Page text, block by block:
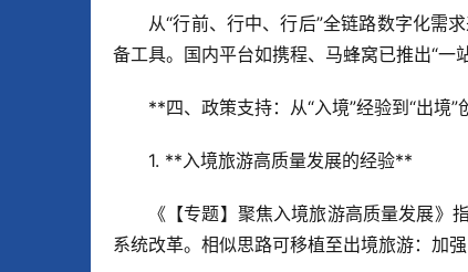
从“行前、行中、行后”全链路数字化需
备工具。国内平台如携程、马蜂窝已推出“
**四、政策支持：从“入境”经验到“出境”
1. **入境旅游高质量发展的经验**
《【专题】聚焦入境旅游高质量发展》
系统改革。相似思路可移植至出境旅游：加